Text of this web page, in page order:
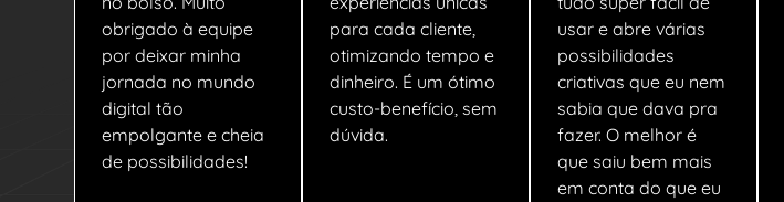
obrigado à equipe
por deixar minha
jornada no mundo
digital tão
empolgante e cheia
de possibilidades!
para cada cliente,
otimizando tempo e
dinheiro. É um ótimo
custo-benefício, sem
dúvida.
usar e abre várias
possibilidades
criativas que eu nem
sabia que dava pra
fazer. O melhor é
que saiu bem mais
em conta do que eu